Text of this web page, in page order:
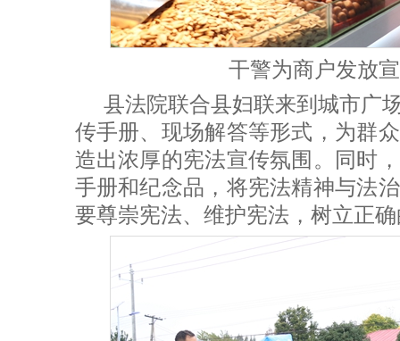
干警为商户发放
县法院联合县妇联来到城市广
传手册、现场解答等形式，为群
造出浓厚的宪法宣传氛围。同时
手册和纪念品，将宪法精神与法
要尊崇宪法、维护宪法，树立正